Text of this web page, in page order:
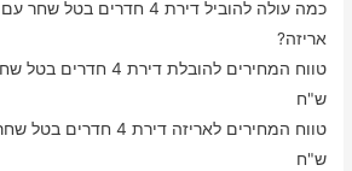
כמה עולה להוביל דירת 4
אריזה?
ש"ח
ש"ח